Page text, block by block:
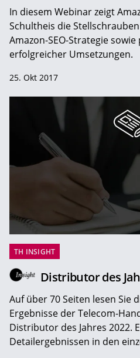
In diesem Webinar zeigt
Schultheis die
Amazon-SEO-Strategie
erfolgreicher Umsetzungen.
25. Okt 2017
TH INSIGHT
Distributor des
Auf über 70 Seiten lesen Sie
Ergebnisse der Telecom-
Distributor des Jahres 2022.
Detailergebnissen in den